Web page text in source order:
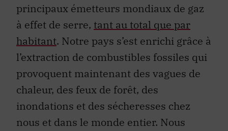
principaux émetteurs mondiaux de gaz
à effet de serre, tant au total que par
habitant. Notre pays s’est enrichi grâce à
l’extraction de combustibles fossiles qui
provoquent maintenant des vagues de
chaleur, des feux de forêt, des
inondations et des sécheresses chez
nous et dans le monde entier. Nous